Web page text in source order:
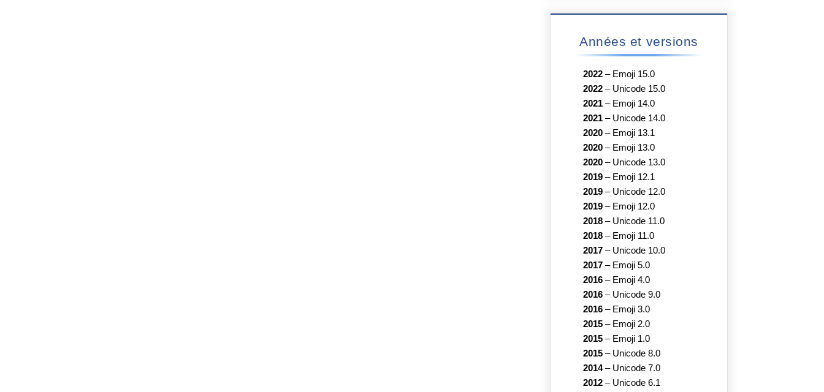
Années et versions
2022 – Emoji 15.0
2022 – Unicode 15.0
2021 – Emoji 14.0
2021 – Unicode 14.0
2020 – Emoji 13.1
2020 – Emoji 13.0
2020 – Unicode 13.0
2019 – Emoji 12.1
2019 – Unicode 12.0
2019 – Emoji 12.0
2018 – Unicode 11.0
2018 – Emoji 11.0
2017 – Unicode 10.0
2017 – Emoji 5.0
2016 – Emoji 4.0
2016 – Unicode 9.0
2016 – Emoji 3.0
2015 – Emoji 2.0
2015 – Emoji 1.0
2015 – Unicode 8.0
2014– Unicode 7.0
2012 – Unicode 6.1